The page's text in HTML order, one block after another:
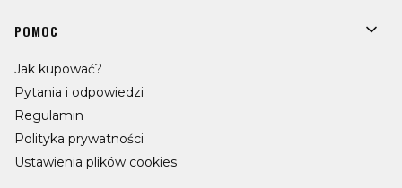
POMOC
Jak kupować?
Pytania i odpowiedzi
Regulamin
Polityka prywatności
Ustawienia plików cookies